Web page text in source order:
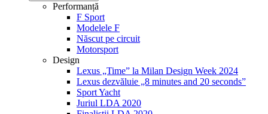
Performanță
F Sport
Modelele F
Născut pe circuit
Motorsport
Design
Lexus „Time” la Milan Design Week 2024
Lexus dezvăluie „8 minutes and 20 seconds”
Sport Yacht
Juriul LDA 2020